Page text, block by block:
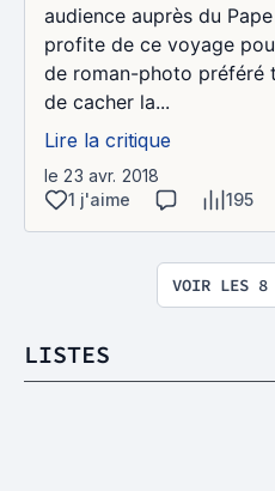
audience auprès du
profite de ce voyage
de roman-photo préféré
de cacher la...
Lire la critique
le 23 avr. 2018
1 j'aime
195
VOIR LES 8
LISTES